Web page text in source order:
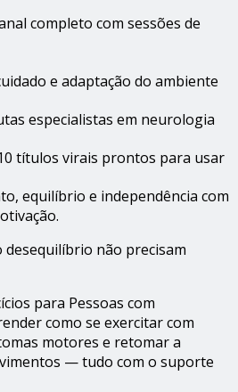
completo com sessões de
e adaptação do ambiente
especialistas em neurologia
títulos virais prontos para usar
equilíbrio e independência com
desequilíbrio não precisam
para Pessoas com
como se exercitar com
motores e retomar a
— tudo com o suporte